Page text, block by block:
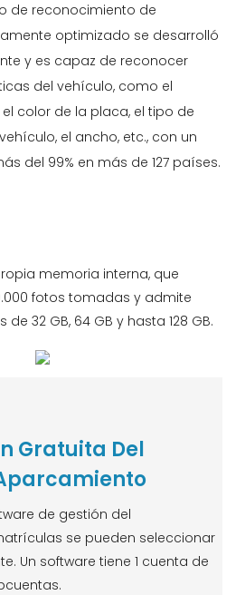
de reconocimiento de
optimizado se desarrolló
y es capaz de reconocer
del vehículo, como el
color de la placa, el tipo de
el ancho, etc., con un
del 99% en más de 127 países.
memoria interna, que
fotos tomadas y admite
de 32 GB, 64 GB y hasta 128 GB.
Gratuita Del
de gestión del
se pueden seleccionar
Un software tiene 1 cuenta de